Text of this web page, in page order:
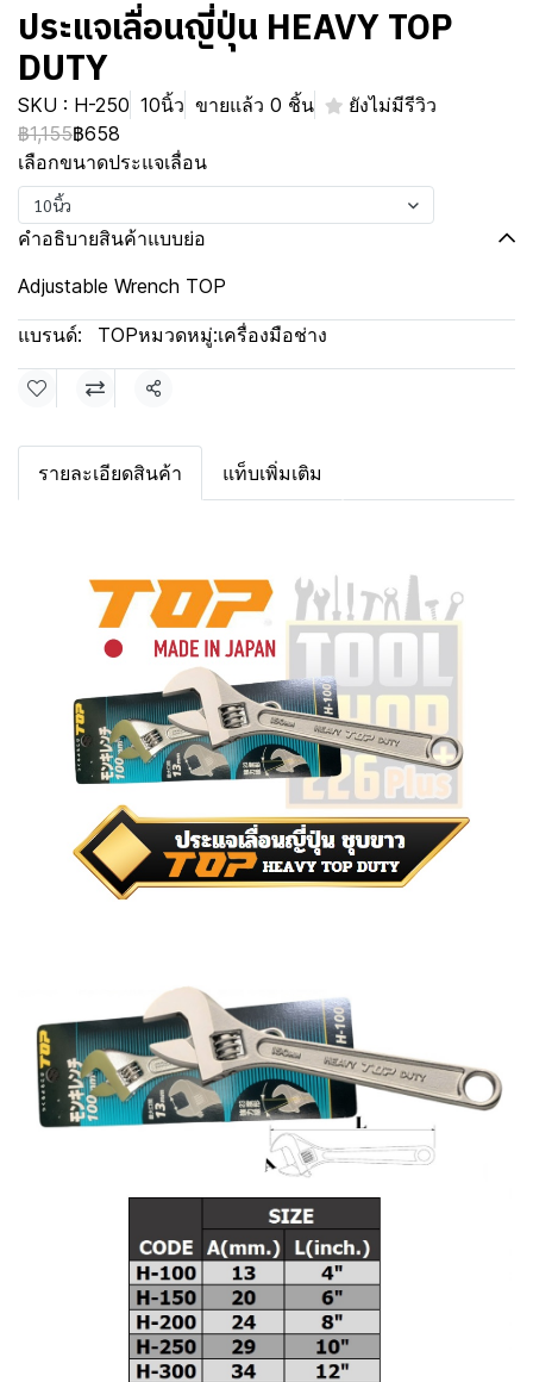
ประแจเลื่อนญี่ปุ่น HEAVY TOP
DUTY
SKU : H-250 10นิ้ว ขายแล้ว 0 ชิ้น
ยังไม่มีรีวิว
฿1,155฿658
เลือกขนาดประแจเลื่อน
10นิ้ว
คำอธิบายสินค้าแบบย่อ
Adjustable Wrench TOP
แบรนด์: TOPหมวดหมู่:เครื่องมือช่าง
แชร์
รายละเอียดสินค้า แท็บเพิ่มเติม